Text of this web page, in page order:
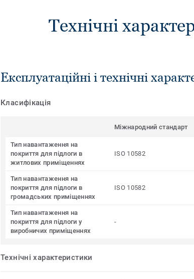
Технічні
Експлуатаційні і технічні
Класифікація
Міжнародний стандарт
Тип навантаження на
покриття для підлоги в
житлових приміщеннях
ISO 10582
Тип навантаження на
покриття для підлоги в
громадських приміщеннях
ISO 10582
Тип навантаження на
покриття для підлоги у
виробничих приміщеннях
-
Технічні характеристики